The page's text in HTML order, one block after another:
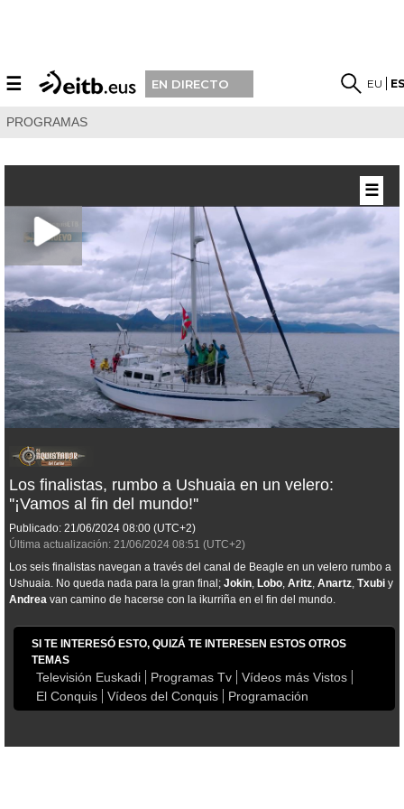
☰ EN DIRECTO EU
PROGRAMAS
Los finalistas, rumbo a Ushuaia en un velero:
''¡Vamos al fin del mundo!''
Publicado: 21/06/2024 08:00 (UTC+2)
Última actualización: 21/06/2024 08:51 (UTC+2)
Los seis finalistas navegan a través del canal de Beagle en un velero rumbo a
Ushuaia. No queda nada para la gran final; Jokin, Lobo, Aritz, Anartz, Txubi y
Andrea van camino de hacerse con la ikurriña en el fin del mundo.
SI TE INTERESÓ ESTO, QUIZÁ TE INTERESEN ESTOS OTROS
TEMAS
Televisión Euskadi Programas Tv
Vídeos más Vistos
El Conquis
Vídeos del Conquis Programación
☰